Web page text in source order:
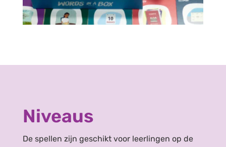
Niveaus
De spellen zijn geschiktvoor leerlingen op de